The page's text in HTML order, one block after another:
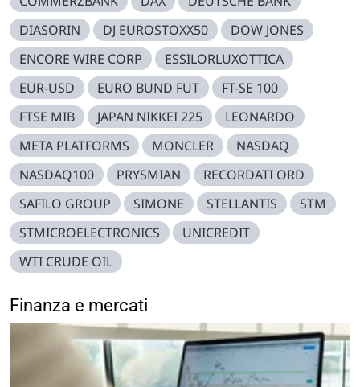
DIASORIN
DJ EUROSTOXX50
DOW JONES
ENCORE WIRE CORP
ESSILORLUXOTTICA
EUR-USD
EURO BUND FUT
FT-SE 100
FTSE MIB
JAPAN NIKKEI 225
LEONARDO
META PLATFORMS
MONCLER
NASDAQ
NASDAQ100
PRYSMIAN
RECORDATI ORD
SAFILO GROUP
SIMONE STELLANTIS
STM
STMICROELECTRONICS
UNICREDIT
WTI CRUDE OIL
Finanza e mercati